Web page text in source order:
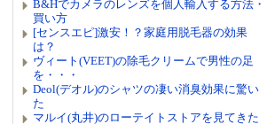
B&Hでカメラのレンズを個人輸入する方法・
買い方
[センスエピ]激安！？家庭用脱毛器の効果
は？
ヴィート(VEET)の除毛クリームで男性の足
を・・・
Deol(デオル)のシャツの凄い消臭効果に驚い
た
マルイ(丸井)のローテイトストアを見てきた